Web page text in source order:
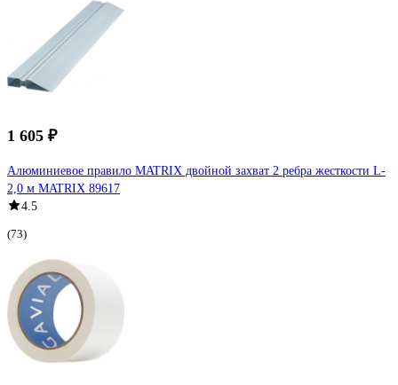
1 605 ₽
Алюминиевое правило MATRIX двойной захват 2 ребра жесткости L-
2,0 м MATRIX 89617
4.5
(73)